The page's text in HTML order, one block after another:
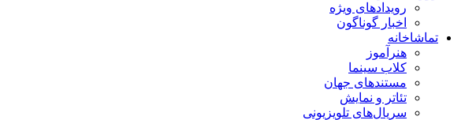
رویدادهای ویژه
اخبار گوناگون
تماشاخانه
هنرآموز
کلاب سینما
مستندهای جهان
تئاتر و نمایش
سریال‌های تلویزیونی